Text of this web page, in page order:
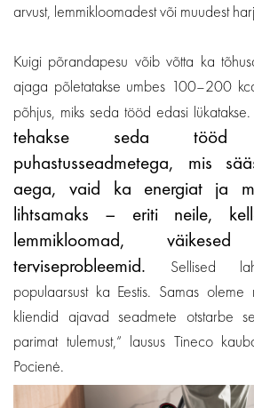
arvust, lemmikloomadest või muudest
Kuigi põrandapesu võib võtta ka
ajaga põletatakse umbes 100–200
põhjus, miks seda tööd edasi lükatakse.
tehakse seda
puhastusseadmetega, mis
aega, vaid ka energiat ja
lihtsamaks – eriti neile,
lemmikloomad,
terviseprobleemid. Sellised
populaarsust ka Eestis. Samas
kliendid ajavad seadmete otstarbe
parimat tulemust,“ lausus Tineco
Pocienė.